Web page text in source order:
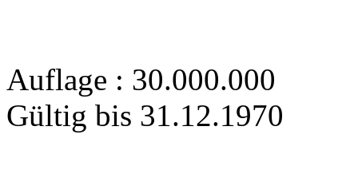
Auflage : 30.000.000
Gültig bis 31.12.1970